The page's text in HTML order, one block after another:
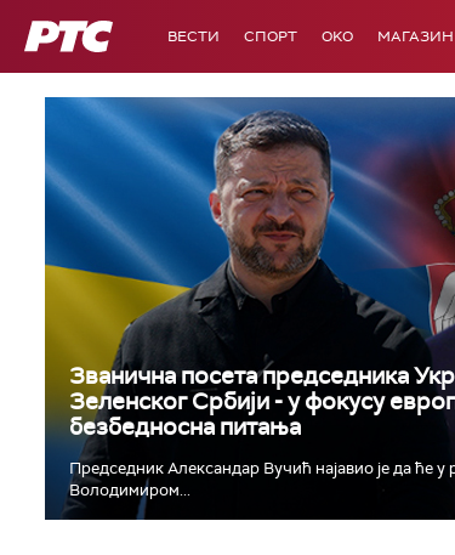
РТС ВЕСТИ СПОРТ OKO МАГАЗИН
Званична посета председника
Зеленског Србији - у фокусу
безбедносна питања
Председник Александар Вучић најавио је да ће у
Володимиром...